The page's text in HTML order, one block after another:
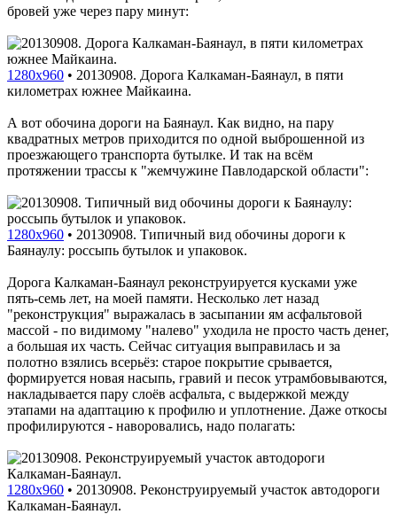
бровей уже через пару минут:
1280x960 • 20130908. Дорога Калкаман-Баянаул, в пяти
километрах южнее Майкаина.
А вот обочина дороги на Баянаул. Как видно, на пару
квадратных метров приходится по одной выброшенной из
проезжающего транспорта бутылке. И так на всём
протяжении трассы к "жемчужине Павлодарской области":
1280x960 • 20130908. Типичный вид обочины дороги к
Баянаулу: россыпь бутылок и упаковок.
Дорога Калкаман-Баянаул реконструируется кусками уже
пять-семь лет, на моей памяти. Несколько лет назад
"реконструкция" выражалась в засыпании ям асфальтовой
массой - по видимому "налево" уходила не просто часть денег,
а большая их часть. Сейчас ситуация выправилась и за
полотно взялись всерьёз: старое покрытие срывается,
формируется новая насыпь, гравий и песок утрамбовываются,
накладывается пару слоёв асфальта, с выдержкой между
этапами на адаптацию к профилю и уплотнение. Даже откосы
профилируются - наворовались, надо полагать:
1280x960 • 20130908. Реконструируемый участок автодороги
Калкаман-Баянаул.